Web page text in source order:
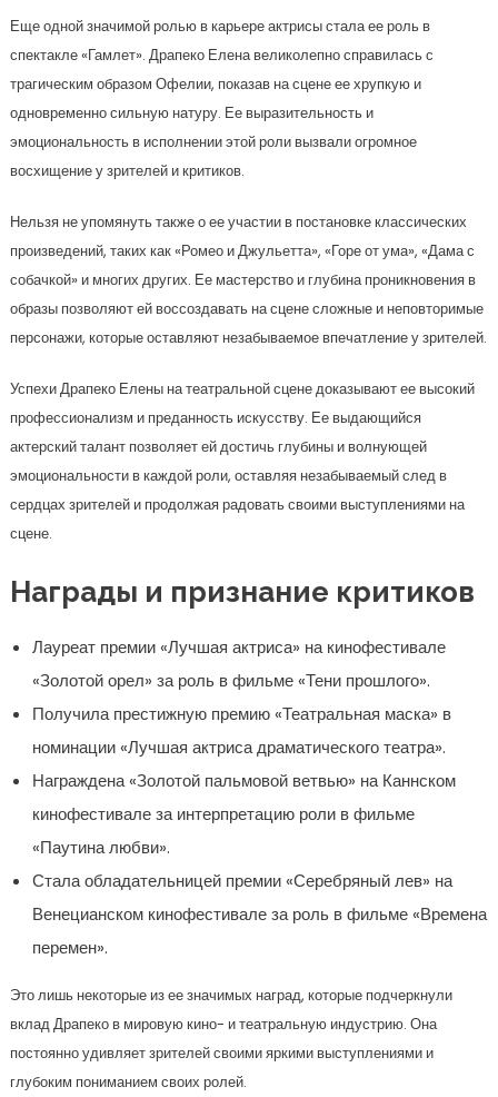
Еще одной значимой ролью в карьере актрисы стала ее роль в
спектакле «Гамлет». Драпеко Елена великолепно справилась с
трагическим образом Офелии, показав на сцене ее хрупкую и
одновременно сильную натуру. Ее выразительность и
эмоциональность в исполнении этой роли вызвали огромное
восхищение у зрителей и критиков.
Нельзя не упомянуть также о ее участии в постановке классических
произведений, таких как «Ромео и Джульетта», «Горе от ума», «Дама с
собачкой» и многих других. Ее мастерство и глубина проникновения в
образы позволяют ей воссоздавать на сцене сложные и неповторимые
персонажи, которые оставляют незабываемое впечатление у зрителей.
Успехи Драпеко Елены на театральной сцене доказывают ее высокий
профессионализм и преданность искусству. Ее выдающийся
актерский талант позволяет ей достичь глубины и волнующей
эмоциональности в каждой роли, оставляя незабываемый след в
сердцах зрителей и продолжая радовать своими выступлениями на
сцене.
Награды и признание критиков
Лауреат премии «Лучшая актриса» на кинофестивале
«Золотой орел» за роль в фильме «Тени прошлого».
Получила престижную премию «Театральная маска» в
номинации «Лучшая актриса драматического театра».
Награждена «Золотой пальмовой ветвью» на Каннском
кинофестивале за интерпретацию роли в фильме
«Паутина любви».
Стала обладательницей премии «Серебряный лев» на
Венецианском кинофестивале за роль в фильме «Времена
перемен».
Это лишь некоторые из ее значимых наград, которые подчеркнули
вклад Драпеко в мировую кино- и театральную индустрию. Она
постоянно удивляет зрителей своими яркими выступлениями и
глубоким пониманием своих ролей.